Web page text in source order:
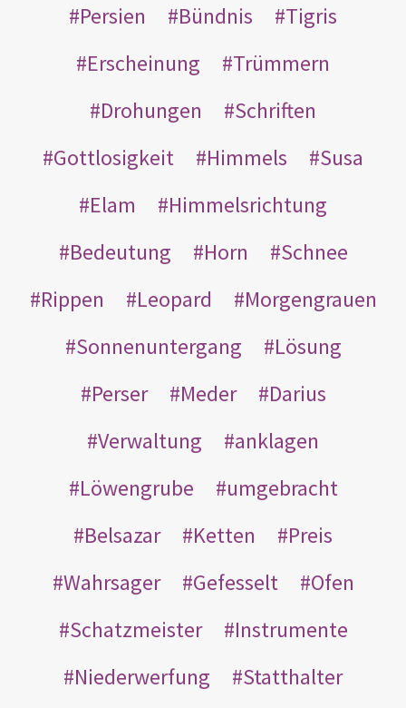
Persien
Bündnis
Tigris
Erscheinung
Trümmern
Drohungen
Schriften
Gottlosigkeit
Himmels
Susa
Elam
Himmelsrichtung
Bedeutung
Horn
Schnee
Rippen
Leopard
Morgengrauen
Sonnenuntergang
Lösung
Perser
Meder
Darius
Verwaltung
anklagen
Löwengrube
umgebracht
Belsazar
Ketten
Preis
Wahrsager
Gefesselt
Ofen
Schatzmeister
Instrumente
Niederwerfung
Statthalter